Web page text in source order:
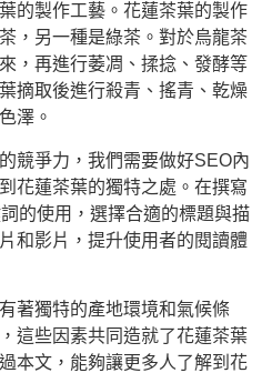
的製作工藝。花蓮茶葉的製作
，另一種是綠茶。對於烏龍茶
，再進行萎凋、揉捻、發酵等
摘取後進行殺青、搖青、乾燥
澤。
競爭力，我們需要做好SEO內
花蓮茶葉的獨特之處。在撰寫
的使用，選擇合適的標題與描
和影片，提升使用者的閱讀體
著獨特的產地環境和氣候條
這些因素共同造就了花蓮茶葉
本文，能夠讓更多人了解到花